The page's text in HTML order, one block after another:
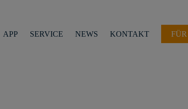
APP SERVICE NEWS KONTAKT